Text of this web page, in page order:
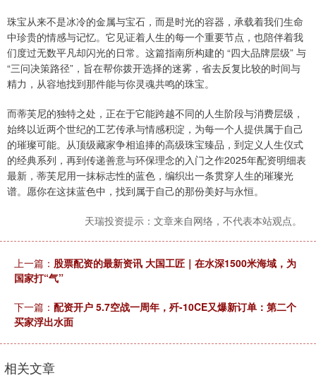
珠宝从来不是冰冷的金属与宝石，而是时光的容器，承载着我们生命
中珍贵的情感与记忆。它见证着人生的每一个重要节点，也陪伴着我
们度过无数平凡却闪光的日常。这篇指南所构建的 “四大品牌层级” 与
“三问决策路径”，旨在帮你拨开选择的迷雾，省去反复比较的时间与
精力，从容地找到那件能与你灵魂共鸣的珠宝。
而蒂芙尼的独特之处，正在于它能跨越不同的人生阶段与消费层级，
始终以近两个世纪的工艺传承与情感积淀，为每一个人提供属于自己
的璀璨可能。从顶级藏家争相追捧的高级珠宝臻品，到定义人生仪式
的经典系列，再到传递善意与环保理念的入门之作2025年配资明细表
最新，蒂芙尼用一抹标志性的蓝色，编织出一条贯穿人生的璀璨光
谱。愿你在这抹蓝色中，找到属于自己的那份美好与永恒。
天瑞投资提示：文章来自网络，不代表本站观点。
上一篇： 股票配资的最新资讯 大国工匠｜在水深1500米海域，为
国家打“气”
下一篇： 配资开户 5.7空战一周年，歼-10CE又爆新订单：第二个
买家浮出水面
相关文章